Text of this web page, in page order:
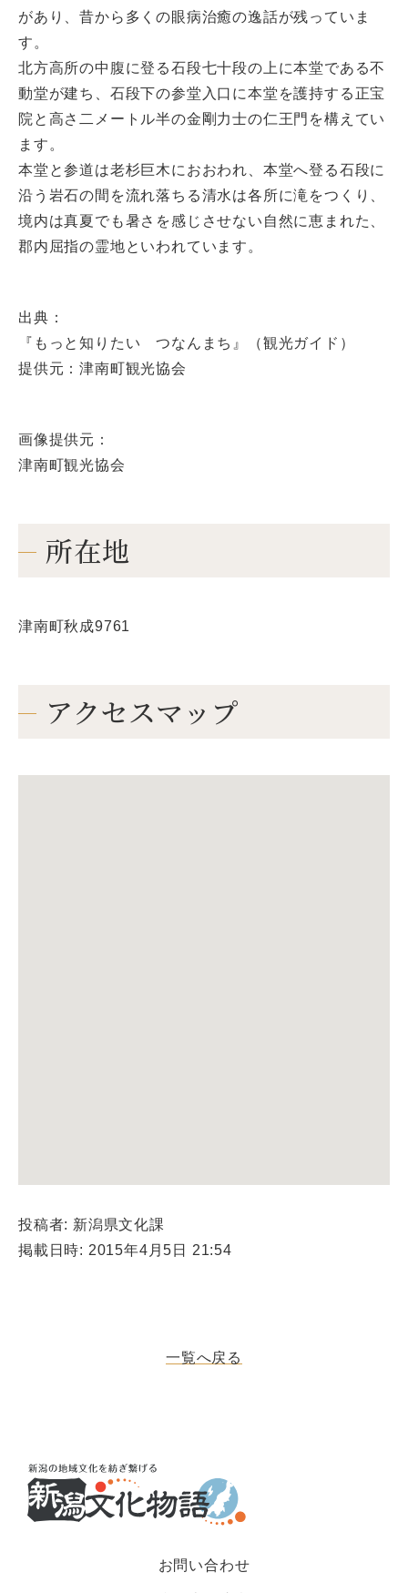
があり、昔から多くの眼病治癒の逸話が残っていま
す。
北方高所の中腹に登る石段七十段の上に本堂である不
動堂が建ち、石段下の参堂入口に本堂を護持する正宝
院と高さ二メートル半の金剛力士の仁王門を構えてい
ます。
本堂と参道は老杉巨木におおわれ、本堂へ登る石段に
沿う岩石の間を流れ落ちる清水は各所に滝をつくり、
境内は真夏でも暑さを感じさせない自然に恵まれた、
郡内屈指の霊地といわれています。
出典：
『もっと知りたい つなんまち』（観光ガイド）
提供元：津南町観光協会
画像提供元：
津南町観光協会
所在地
津南町秋成9761
アクセスマップ
投稿者: 新潟県文化課
掲載日時: 2015年4月5日 21:54
一覧へ戻る
お問い合わせ